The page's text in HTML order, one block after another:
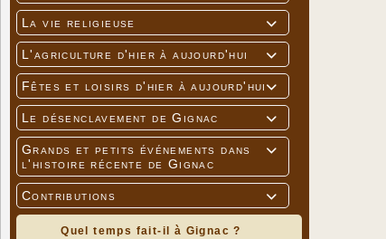

La vie religieuse

L'agriculture d'hier à aujourd'hui

Fêtes et loisirs d'hier à aujourd'hui

Le désenclavement de Gignac

Grands et petits événements dans
l'histoire récente de Gignac

Contributions
Quel temps fait-il à Gignac ?